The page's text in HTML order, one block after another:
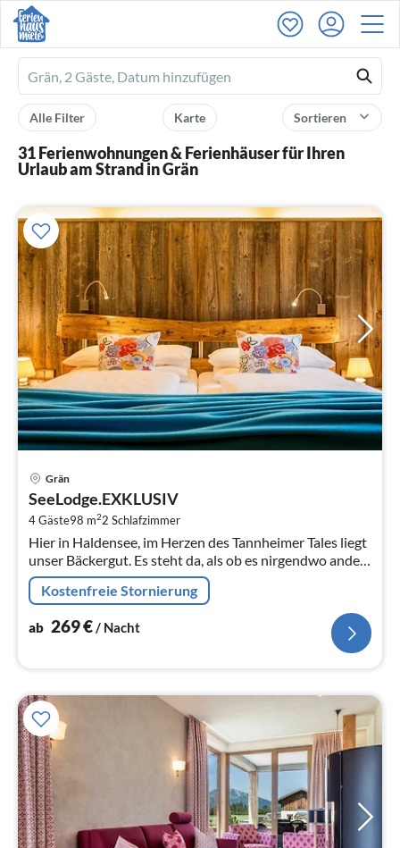
Ferienhausmiete
logo
Sortieren
Karte
Alle Filter
31 Ferienwohnungen & Ferienhäuser für Ihren
Urlaub am Strand in Grän
Grän
SeeLodge.EXKLUSIV
4 Gäste98 m22 Schlafzimmer
Hier in Haldensee, im Herzen des Tannheimer Tales liegt
unser Bäckergut. Es steht da, als ob es nirgendwo anders
auf dieser Welt hingehört.
Kostenfreie Stornierung
ab 269€/ Nacht